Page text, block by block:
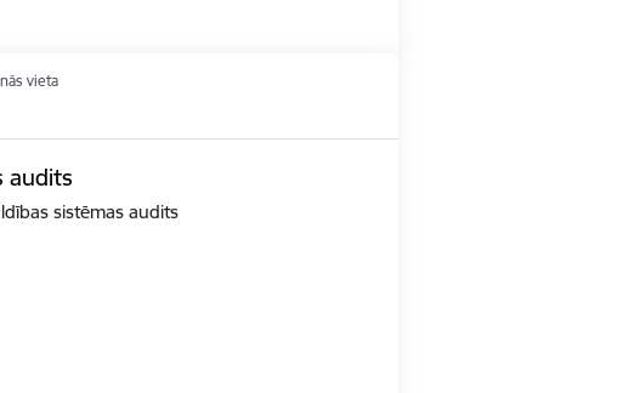
vieta
audits
sistēmas audits